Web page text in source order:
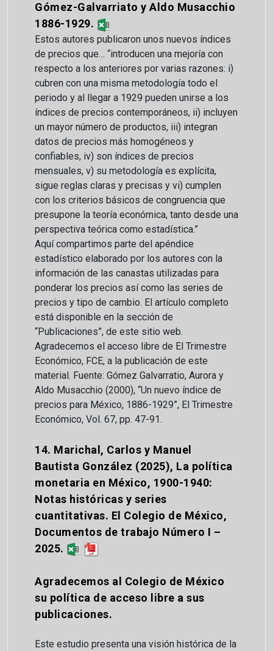
Gómez-Galvarriato y Aldo Musacchio
1886-1929.
Estos autores publicaron unos nuevos índices
de precios que… “introducen una mejoría con
respecto a los anteriores por varias razones: i)
cubren con una misma metodología todo el
periodo y al llegar a 1929 pueden unirse a los
índices de precios contemporáneos, ii) incluyen
un mayor número de productos, iii) integran
datos de precios más homogéneos y
confiables, iv) son índices de precios
mensuales, v) su metodología es explícita,
sigue reglas claras y precisas y vi) cumplen
con los criterios básicos de congruencia que
presupone la teoría económica, tanto desde una
perspectiva teórica como estadística.”
Aquí compartimos parte del apéndice
estadístico elaborado por los autores con la
información de las canastas utilizadas para
ponderar los precios así como las series de
precios y tipo de cambio. El artículo completo
está disponible en la sección de
“Publicaciones”, de este sitio web.
Agradecemos el acceso libre de El Trimestre
Económico, FCE, a la publicación de este
material. Fuente: Gómez Galvarratio, Aurora y
Aldo Musacchio (2000), “Un nuevo índice de
precios para México, 1886-1929”, El Trimestre
Económico, Vol. 67, pp. 47-91.
14. Marichal, Carlos y Manuel
Bautista González (2025), La política
monetaria en México, 1900-1940:
Notas históricas y series
cuantitativas. El Colegio de México,
Documentos de trabajo Número I –
2025.
Agradecemos al Colegio de México
su política de acceso libre a sus
publicaciones.
Este estudio presenta una visión histórica de la